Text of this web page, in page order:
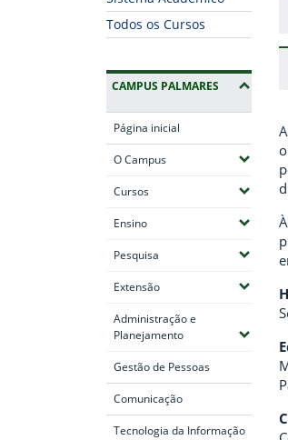
Todos os Cursos
CAMPUS PALMARES
Página inicial
O Campus(Expandir submenus)
Cursos(Expandir submenus)
Ensino(Expandir submenus)
Pesquisa (Expandir submenus)
Extensão(Expandir submenus)
Administração e
Planejamento(Expandir submenus)
Gestão de Pessoas
Comunicação
Tecnologia da Informação